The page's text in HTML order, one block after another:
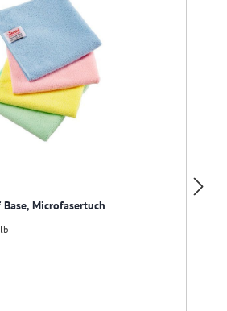
Microfasertuch